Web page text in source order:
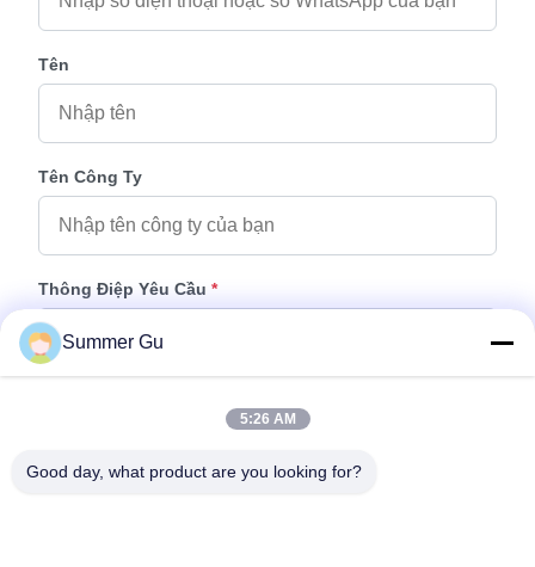
Tên
Tên Công Ty
Thông Điệp Yêu Cầu *
Summer Gu
5:26 AM
Good day, what product are you looking for?